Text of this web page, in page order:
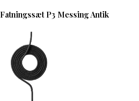
P3 Messing Antik